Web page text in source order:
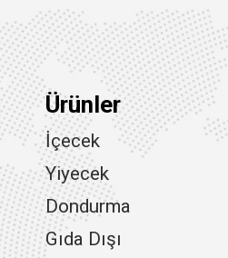
Ürünler
İçecek
Yiyecek
Dondurma
Gıda Dışı